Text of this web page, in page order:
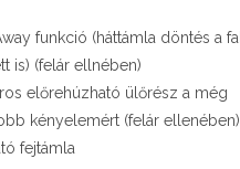
funkció (háttámla döntés a fal
is) (felár ellnében)
előrehúzható ülőrész a még
kényelemért (felár ellenében)
fejtámla